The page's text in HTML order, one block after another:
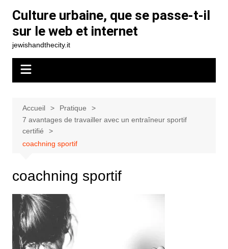
contenu
Culture urbaine, que se passe-t-il
sur le web et internet
jewishandthecity.it
Accueil
Pratique
7 avantages de travailler avec un entraîneur sportif
certifié
coachning sportif
coachning sportif